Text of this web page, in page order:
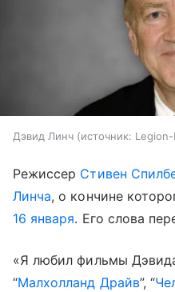
Дэвид Линч источник:
Режиссер Стивен
Линча, о кончине
16 января. Его слова
«Я любил фильмы
“Малхолланд Драйв”, “